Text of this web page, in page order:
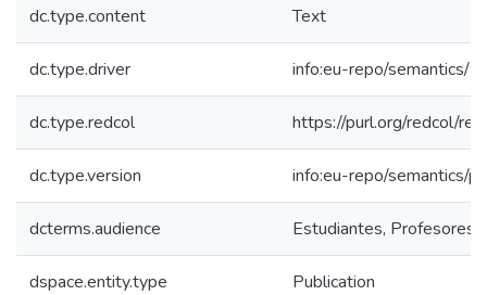
dc.type.content Text
dc.type.driver info:eu-repo/semantics/
dc.type.redcol https://purl.org/redcol/
dc.type.version info:eu-repo/semantics/
dcterms.audience Estudiantes, Profesores,
dspace.entity.type Publication